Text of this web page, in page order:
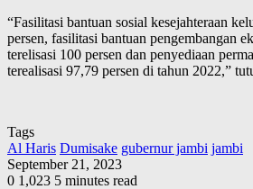
“Fasilitasi bantuan sosial kesejahteraan
persen, fasilitasi bantuan pengembangan
terelisasi 100 persen dan penyediaan
terealisasi 97,79 persen di tahun 2022,”
Tags
Al Haris Dumisake gubernur jambi jambi
September 21, 2023
0 1,023 5 minutes read